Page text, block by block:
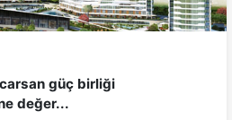
güç birliği
değer...